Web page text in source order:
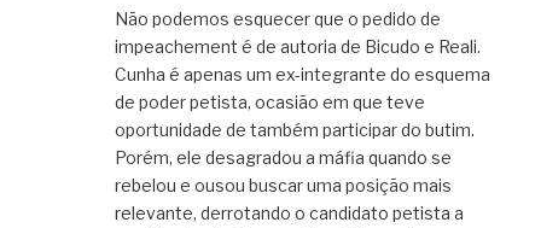
Não podemos esquecer que o pedido de
impeachement é de autoria de Bicudo e Reali.
Cunha é apenas um ex-integrante do esquema
de poder petista, ocasião em que teve
oportunidade de também participar do butim.
Porém, ele desagradou a máfia quando se
rebelou e ousou buscar uma posição mais
relevante, derrotando o candidato petista a